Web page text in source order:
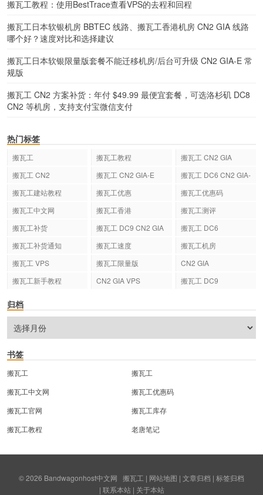
搬瓦工教程：使用BestTrace查看VPS的去程和回程
搬瓦工日本软银机房 BBTEC 线路、搬瓦工香港机房 CN2 GIA 线路
哪个好？速度对比和选择建议
搬瓦工日本软银限量版套餐不能迁移机房/后台可升级 CN2 GIA-E 常
规版
搬瓦工 CN2 方案补货：年付 $49.99 最便宜套餐，可选洛杉矶 DC8
CN2 等机房，支持支付宝微信支付
热门标签
搬瓦工 搬瓦工教程
搬瓦工 CN2 GIA
搬瓦工 CN2
搬瓦工 CN2 GIA-E
搬瓦工 DC6 CN2 GIA-
搬瓦工建站教程 搬瓦工优惠
搬瓦工优惠码
搬瓦工中文网
搬瓦工香港
搬瓦工测评
搬瓦工补货
搬瓦工 DC9 CN2 GIA
搬瓦工 DC6
搬瓦工补货通知
搬瓦工速度
搬瓦工机房
搬瓦工 VPS
搬瓦工限量版
CN2 GIA
搬瓦工新手教程
CN2 GIA VPS 搬瓦工 DC9
归档
书签
搬瓦工
搬瓦工
搬瓦工中文网
搬瓦工优惠码
搬瓦工官网
搬瓦工库存
搬瓦工教程
老唐笔记
© 2026 Bandwagonhost中文网 搬瓦工 | 网站地图 | 文章归档 | 标签归档
| 联系本站| 关于本站